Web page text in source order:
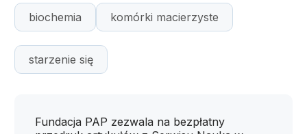
biochemia komórki macierzyste
starzenie się
Fundacja PAP zezwala na bezpłatny